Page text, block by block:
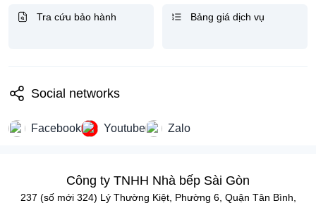
Tra cứu bảo hành Bảng giá dịch vụ
Social networks
Facebook Youtube Zalo
Công ty TNHH Nhà bếp Sài Gòn
237 (số mới 324) Lý Thường Kiệt, Phường 6, Quận Tân Bình,